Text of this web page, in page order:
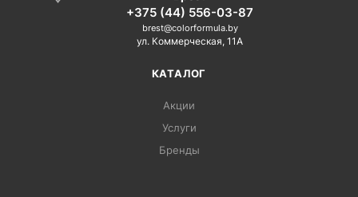
+375 (44) 556-03-87
brest@colorformula.by
ул. Коммерческая, 11А
КАТАЛОГ
Акции
Услуги
Бренды